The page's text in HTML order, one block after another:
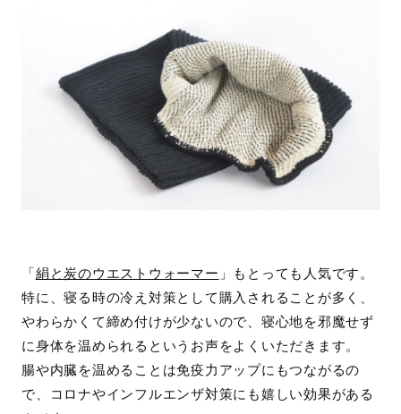
「絹と炭のウエストウォーマー 」もとっても人気です。
特に、寝る時の冷え対策として購入されることが多く、
やわらかくて締め付けが少ないので、寝心地を邪魔せず
に身体を温められるというお声をよくいただきます。
腸や内臓を温めることは免疫力アップにもつながるの
で、コロナやインフルエンザ対策にも嬉しい効果がある